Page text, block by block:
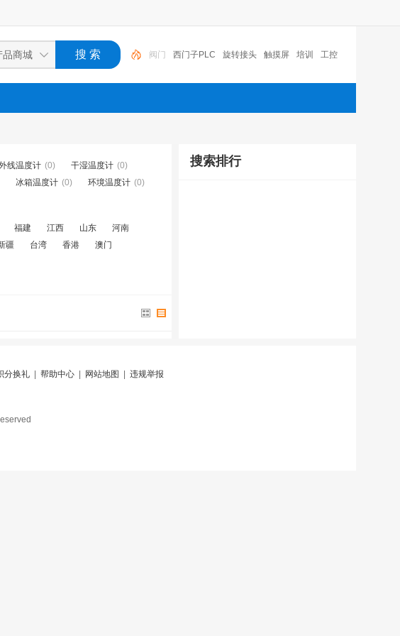
西门子PLC 旋转接头 触摸屏 培训 工控 工控机
变送器 球阀 plc 阀门
线温度计 (0) 干湿温度计 (0)
冰箱温度计 (0) 环境温度计 (0)
福建 江西 山东
河南
疆 台湾 香港 澳门
搜索排行
分换礼 帮助中心 网站地图 违规举报